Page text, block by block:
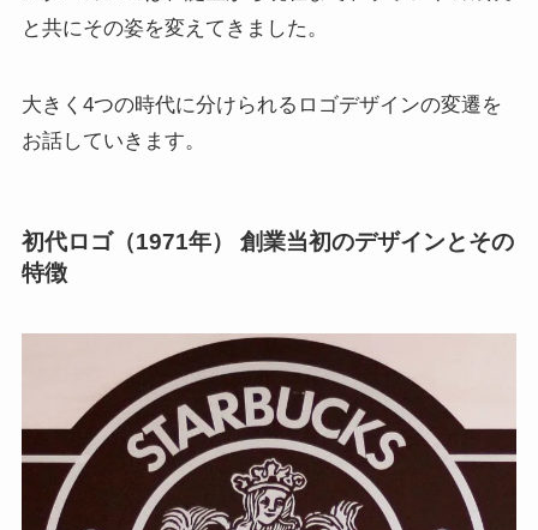
と共にその姿を変えてきました。
大きく4つの時代に分けられるロゴデザインの変遷を
お話していきます。
初代ロゴ（1971年） 創業当初のデザインとその
特徴